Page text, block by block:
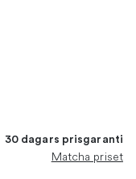
30 dagars prisgaranti
Matcha priset